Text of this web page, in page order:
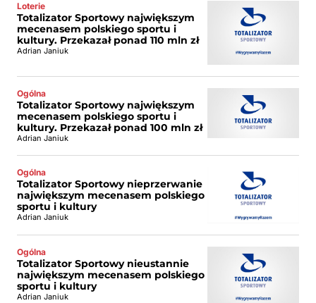
Loterie
Totalizator Sportowy największym
mecenasem polskiego sportu i
kultury. Przekazał ponad 110 mln zł
Adrian Janiuk
Ogólna
Totalizator Sportowy największym
mecenasem polskiego sportu i
kultury. Przekazał ponad 100 mln zł
Adrian Janiuk
Ogólna
Totalizator Sportowy nieprzerwanie
największym mecenasem polskiego
sportu i kultury
Adrian Janiuk
Ogólna
Totalizator Sportowy nieustannie
największym mecenasem polskiego
sportu i kultury
Adrian Janiuk